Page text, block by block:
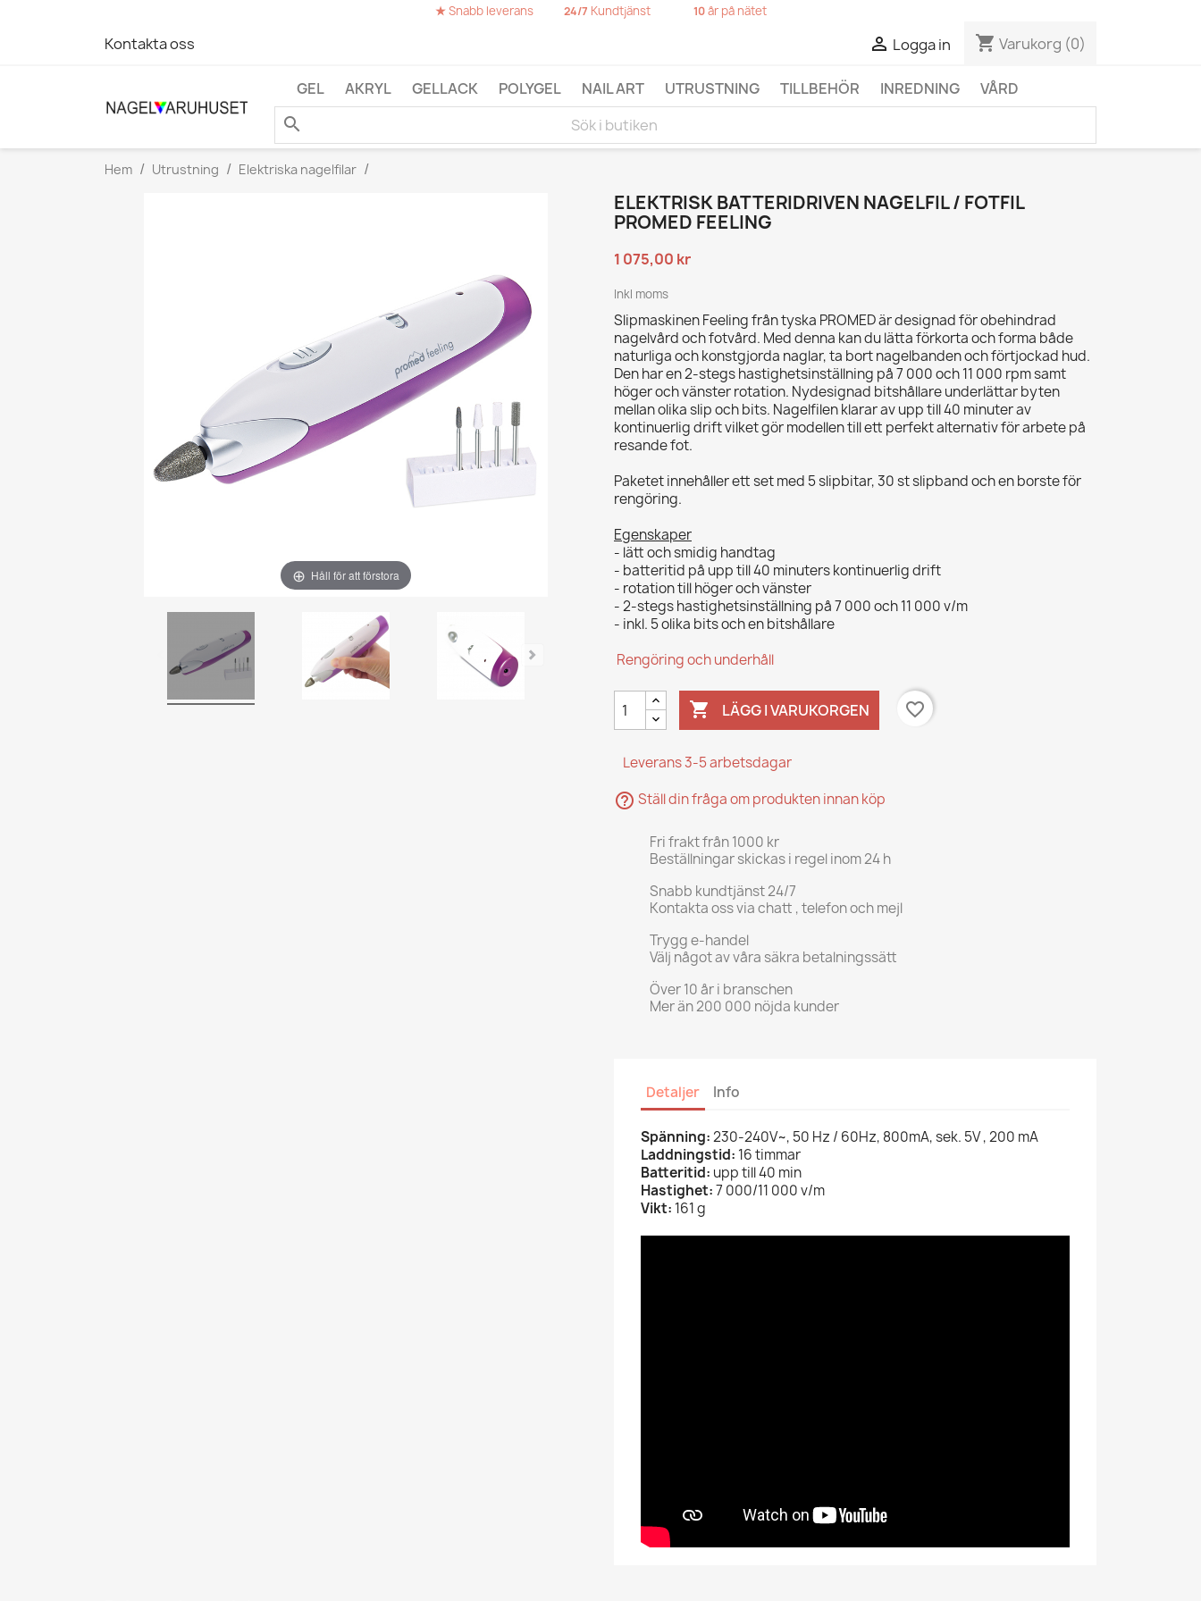
★Snabb leverans 24/7 Kundtjänst 10år på nätet
Kontakta oss  Logga in shopping_cart Varukorg (0)
GEL AKRYL GELLACK POLYGEL NAIL ART UTRUSTNING TILLBEHÖR INREDNING VÅRD
search
Hem Utrustning Elektriska nagelfilar
Håll för att förstora
ELEKTRISK BATTERIDRIVEN NAGELFIL / FOTFIL
PROMED FEELING
1 075,00 kr
Inkl moms
Slipmaskinen Feeling från tyska PROMED är designad för obehindrad
nagelvård och fotvård. Med denna kan du lätta förkorta och forma både
naturliga och konstgjorda naglar, ta bort nagelbanden och förtjockad hud.
Den har en 2-stegs hastighetsinställning på 7 000 och 11 000 rpm samt
höger och vänster rotation. Nydesignad bitshållare underlättar byten
mellan olika slip och bits. Nagelfilen klarar av upp till 40 minuter av
kontinuerlig drift vilket gör modellen till ett perfekt alternativ för arbete på
resande fot.
Paketet innehåller ett set med 5 slipbitar, 30 st slipband och en borste för
rengöring.
Egenskaper
- lätt och smidig handtag
- batteritid på upp till 40 minuters kontinuerlig drift
- rotation till höger och vänster
- 2-stegs hastighetsinställning på 7 000 och 11 000 v/m
- inkl. 5 olika bits och en bitshållare
Rengöring och underhåll
 LÄGG I VARUKORGEN favorite_border
Leverans 3-5 arbetsdagar
help_outline Ställ din fråga om produkten innan köp
Fri frakt från 1000 kr
Beställningar skickas i regel inom 24 h
Snabb kundtjänst 24/7
Kontakta oss via chatt , telefon och mejl
Trygg e-handel
Välj något av våra säkra betalningssätt
Över 10 år i branschen
Mer än 200 000 nöjda kunder
Detaljer Info
Spänning:230-240V~, 50 Hz / 60Hz, 800mA, sek. 5V , 200 mA
Laddningstid: 16 timmar
Batteritid: upp till 40 min
Hastighet:7 000/11 000 v/m
Vikt: 161 g